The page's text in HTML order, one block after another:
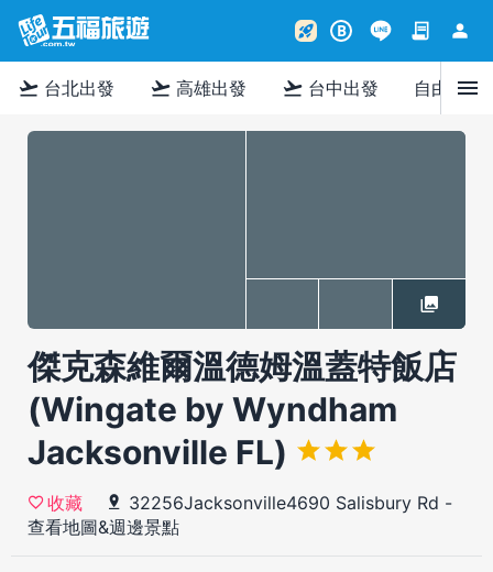
rocket_launch B contract person
flight_takeoff 台北出發 flight_takeoff 高雄出發 flight_takeoff 台中出發 自由行menu
傑克森維爾溫德姆溫蓋特飯店
(Wingate by Wyndham
Jacksonville FL)
收藏 32256Jacksonville4690 Salisbury Rd -
查看地圖&週邊景點